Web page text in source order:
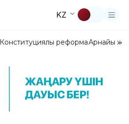
KZ
Конституциялық реформаАрнайы